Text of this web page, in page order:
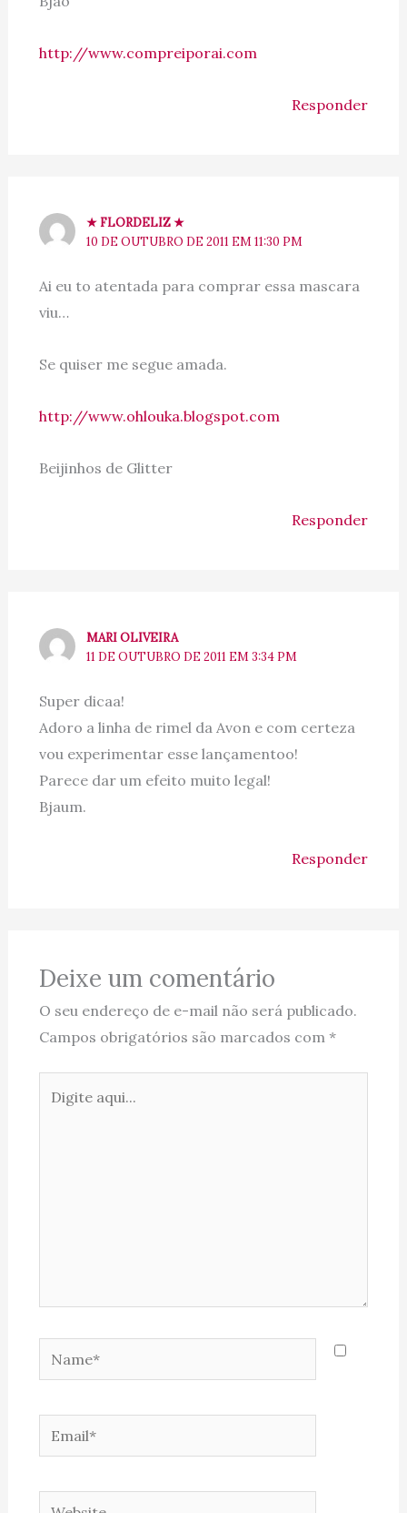
http://www.compreiporai.com
Responder
★ FLORDELIZ ★
10 DE OUTUBRO DE 2011 EM 11:30 PM
Ai eu to atentada para comprar essa mascara
viu…
Se quiser me segue amada.
http://www.ohlouka.blogspot.com
Beijinhos de Glitter
Responder
MARI OLIVEIRA
11 DE OUTUBRO DE 2011 EM 3:34 PM
Super dicaa!
Adoro a linha de rimel da Avon e com certeza
vou experimentar esse lançamentoo!
Parece dar um efeito muito legal!
Bjaum.
Responder
Deixe um comentário
O seu endereço de e-mail não será publicado.
Campos obrigatórios são marcados com *
aqui...
Website